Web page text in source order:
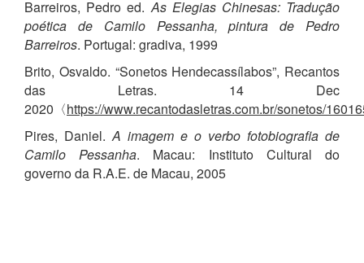
Barreiros, Pedro ed. As Elegias Chinesas: Tradução
poética de Camilo Pessanha, pintura de Pedro
Barreiros. Portugal: gradiva, 1999
Brito, Osvaldo. “Sonetos Hendecassílabos”, Recantos
das Letras. 14 Dec
2020〈https://www.recantodasletras.com.br/sonetos/
Pires, Daniel. A imagem e o verbo fotobiografia de
Camilo Pessanha. Macau: Instituto Cultural do
governo da R.A.E. de Macau, 2005